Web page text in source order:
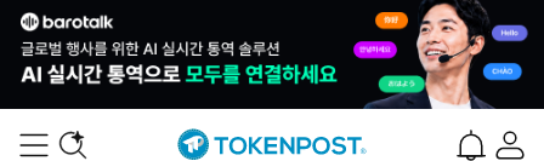
Solana (SOL) ₩ 103,881(-1.27%)